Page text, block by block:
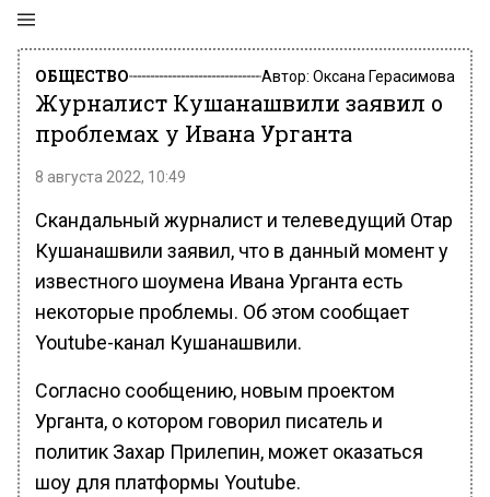
ОБЩЕСТВО Автор: Оксана Герасимова
Журналист Кушанашвили заявил о
проблемах у Ивана Урганта
8 августа 2022, 10:49
Скандальный журналист и телеведущий Отар
Кушанашвили заявил, что в данный момент у
известного шоумена Ивана Урганта есть
некоторые проблемы. Об этом сообщает
Youtube-канал Кушанашвили.
Согласно сообщению, новым проектом
Урганта, о котором говорил писатель и
политик Захар Прилепин, может оказаться
шоу для платформы Youtube.